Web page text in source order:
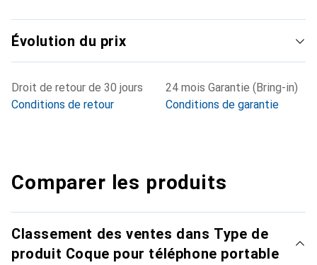
Évolution du prix
Droit de retour de 30 jours
Conditions de retour
24 mois Garantie (Bring-in)
Conditions de garantie
Comparer les produits
Classement des ventes dans Type de
produit Coque pour téléphone portable